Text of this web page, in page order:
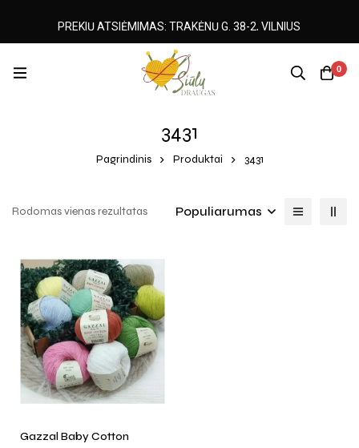
0
3431
Pagrindinis Produktai 3431
Rodomas vienas rezultatas Populiarumas
Gazzal Baby Cotton
PREKIŲ ATSIĖMIMAS: TRAKĖNŲ G. 38-2, VILNIUS